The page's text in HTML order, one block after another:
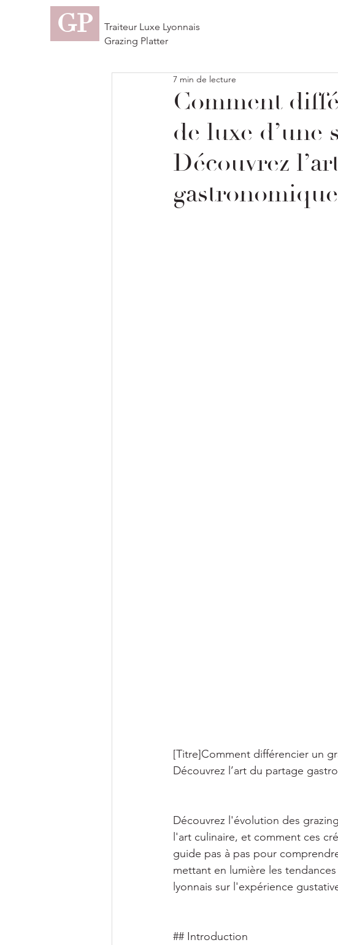
GP
Traiteur Luxe Lyonnais
Grazing Platter
Comment
de luxe d’une
Découvrez
7 min de lecture
[Titre]Comment différencier un
Découvrez l’art du partage
Découvrez l'évolution des
l'art culinaire, et comment ces
guide pas à pas pour
mettant en lumière les
lyonnais sur l'expérience
## Introduction